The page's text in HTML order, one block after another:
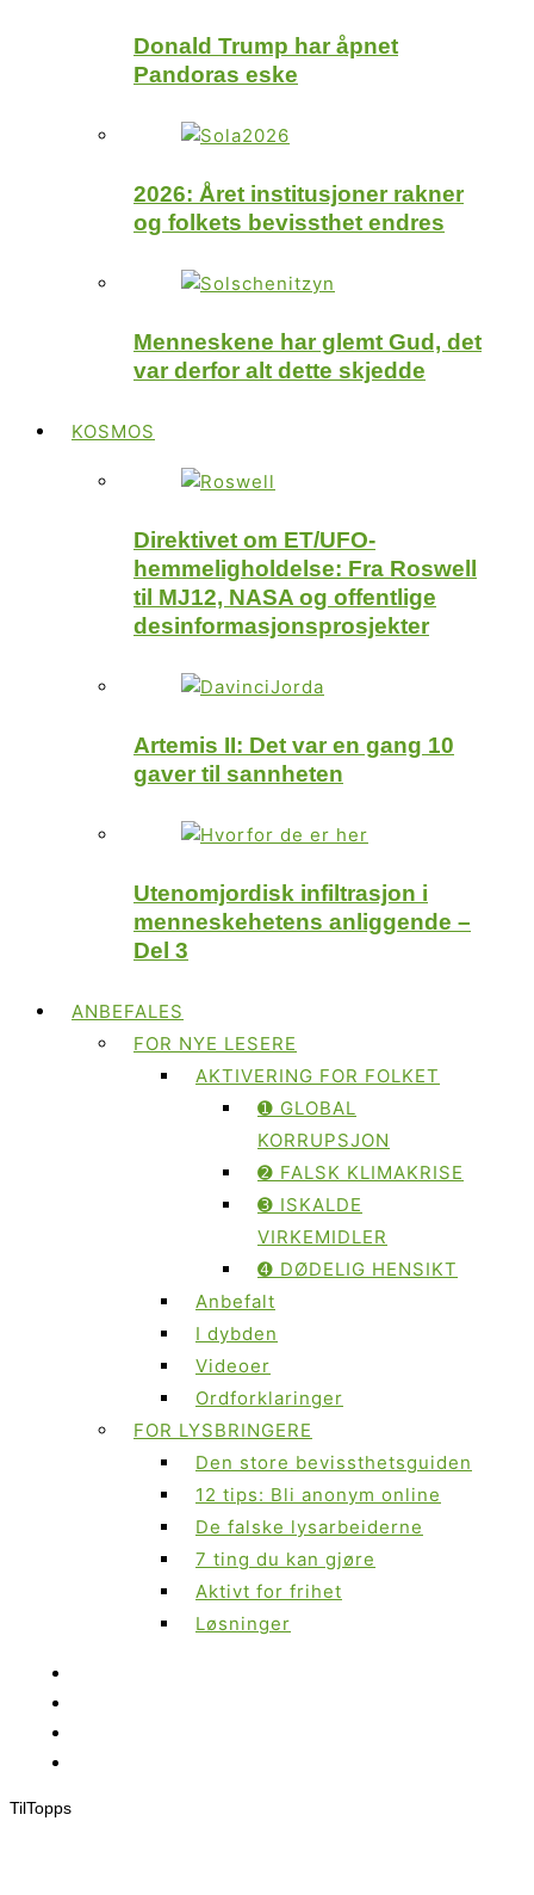
Donald Trump har åpnet
Pandoras eske
2026: Året institusjoner rakner
og folkets bevissthet endres
Menneskene har glemt Gud, det
var derfor alt dette skjedde
KOSMOS
Direktivet om ET/UFO-
hemmeligholdelse: Fra Roswell
til MJ12, NASA og offentlige
desinformasjonsprosjekter
Artemis II: Det var en gang 10
gaver til sannheten
Utenomjordisk infiltrasjon i
menneskehetens anliggende –
Del 3
ANBEFALES
FOR NYE LESERE
AKTIVERING FOR FOLKET
➊ GLOBAL
KORRUPSJON
➋ FALSK KLIMAKRISE
➌ ISKALDE
VIRKEMIDLER
➍ DØDELIG HENSIKT
Anbefalt
I dybden
Videoer
Ordforklaringer
FOR LYSBRINGERE
Den store bevissthetsguiden
12 tips: Bli anonym online
De falske lysarbeiderne
7 ting du kan gjøre
Aktivt for frihet
Løsninger
TilTopps